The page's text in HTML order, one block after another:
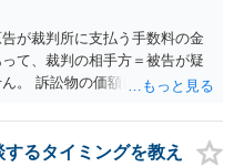
が裁判所に支払う手数料の金
て、裁判の相手方＝被告が疑
。 訴訟物の価額自体が裁判の
せん。
るタイミングを教え